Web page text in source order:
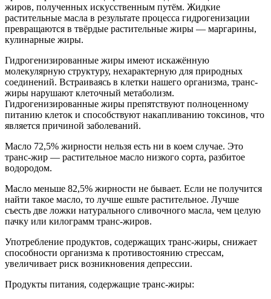
жиров, полученных искусственным путём. Жидкие
растительные масла в результате процесса гидрогенизации
превращаются в твёрдые растительные жиры — маргарины,
кулинарные жиры.
Гидрогенизированные жиры имеют искажённую
молекулярную структуру, нехарактерную для природных
соединений. Встраиваясь в клетки нашего организма, транс-
жиры нарушают клеточный метаболизм.
Гидрогенизированные жиры препятствуют полноценному
питанию клеток и способствуют накапливанию токсинов, что
является причиной заболеваний.
Масло 72,5% жирности нельзя есть ни в коем случае. Это
транс-жир — растительное масло низкого сорта, разбитое
водородом.
Масло меньше 82,5% жирности не бывает. Если не получится
найти такое масло, то лучше ешьте растительное. Лучше
съесть две ложки натурального сливочного масла, чем целую
пачку или килограмм транс-жиров.
Употребление продуктов, содержащих транс-жиры, снижает
способности организма к противостоянию стрессам,
увеличивает риск возникновения депрессии.
Продукты питания, содержащие транс-жиры: